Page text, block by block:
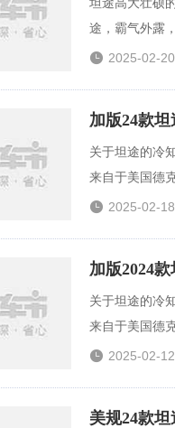
途，霸气外露
 2025-02-20
加版24款
关于坦途的冷
来自于美国德
 2025-02-18
加版2024
关于坦途的冷
来自于美国德
 2025-02-12
美规24款